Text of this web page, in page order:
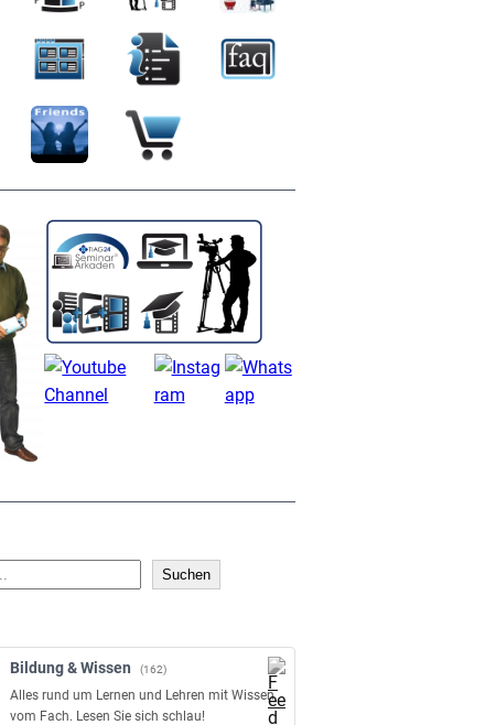
Suchen
Bildung & Wissen (162)
Alles rund um Lernen und Lehren mit Wissen
vom Fach. Lesen Sie sich schlau!